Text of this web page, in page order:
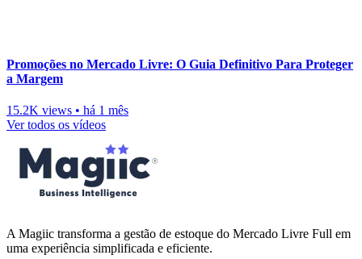
Promoções no Mercado Livre: O Guia Definitivo Para Proteger
a Margem
15.2K views • há 1 mês
Ver todos os vídeos
A Magiic transforma a gestão de estoque do Mercado Livre Full em
uma experiência simplificada e eficiente.